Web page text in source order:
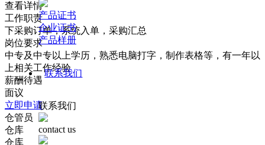
产品证书
企业证书
产品样册
联系我们
联系我们
contact us
查看详情
工作职责
下采购订单，系统入单，采购汇总
岗位要求
中专及中专以上学历，熟悉电脑打字，制作表格等，有一年以
上相关工作经验
薪酬待遇
面议
立即申请
仓管员
仓库
仓库